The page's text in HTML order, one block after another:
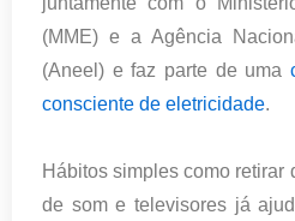
(MME) e a Agência
(Aneel) e faz parte de uma
consciente de eletricidade.
Hábitos simples como retirar
de som e televisores já